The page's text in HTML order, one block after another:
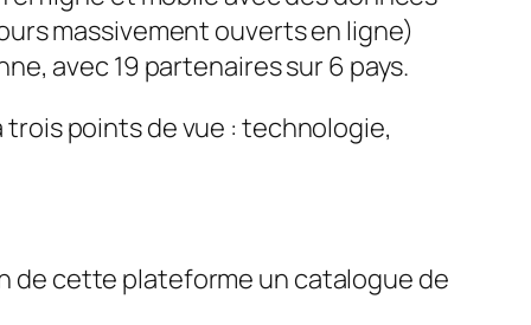
massivement ouverts en ligne)
avec 19 partenaires sur 6 pays.
trois points de vue : technologie,
de cette plateforme un catalogue de